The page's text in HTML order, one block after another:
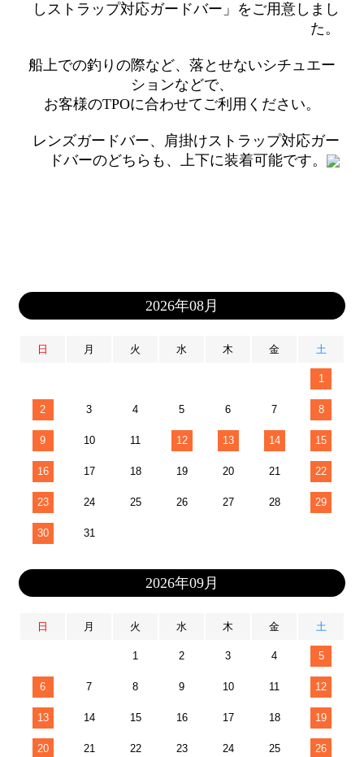
しストラップ対応ガードバー」をご用意しまし
た。
船上での釣りの際など、落とせないシチュエー
ションなどで、
お客様のTPOに合わせてご利用ください。
レンズガードバー、肩掛けストラップ対応ガー
ドバーのどちらも、上下に装着可能です。
2026年08月
日 月 火 水 木 金 土
1
2 3 4 5 6 7 8
9 10 11 12 13 14 15
16 17 18 19 20 21 22
23 24 25 26 27 28 29
30 31
2026年09月
日 月 火 水 木 金 土
1 2 3 4 5
6 7 8 9 10 11 12
13 14 15 16 17 18 19
20 21 22 23 24 25 26